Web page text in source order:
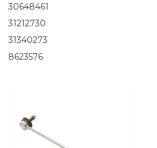
30648461
31212730
31340273
8623576